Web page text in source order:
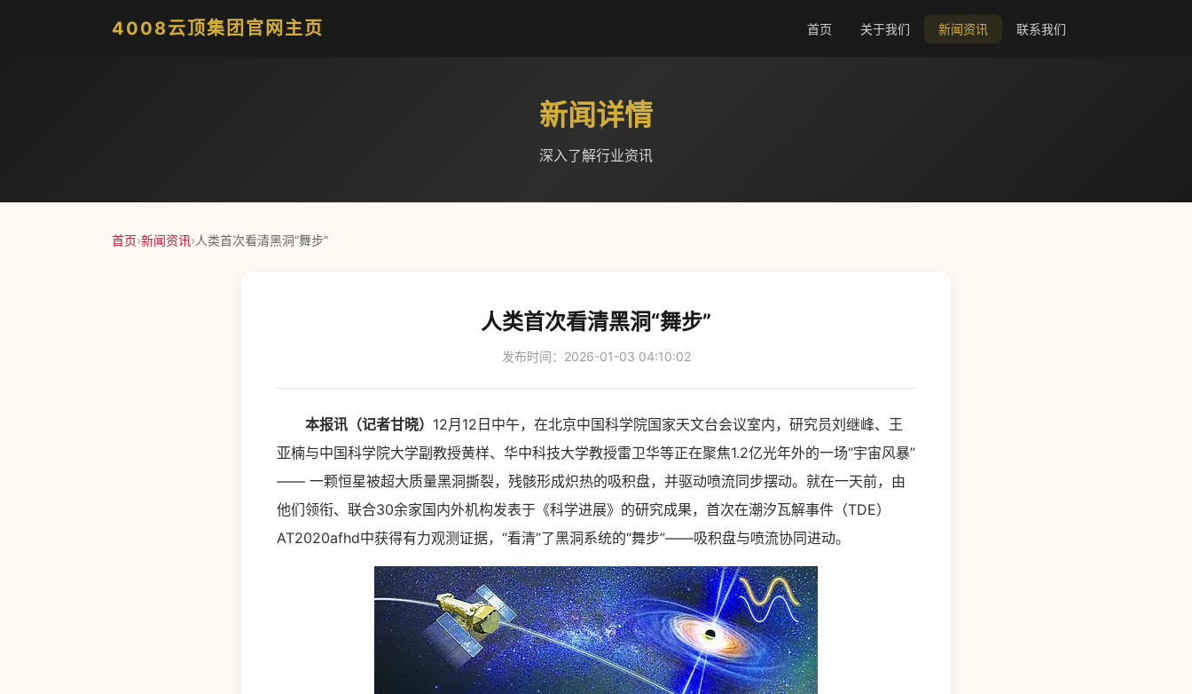
4008云顶集团官网主页 首页 关于我们 新闻资讯 联系我们
新闻详情
深入了解行业资讯
首页›新闻资讯›人类首次看清黑洞“舞步”
人类首次看清黑洞“舞步”
发布时间：2026-01-03 04:10:02
本报讯（记者甘晓） 12月12日中午，在北京中国科学院国家天文台会议室内，研究员刘继峰、王
亚楠与中国科学院大学副教授黄样、华中科技大学教授雷卫华等正在聚焦1.2亿光年外的一场“宇宙风暴”
—— 一颗恒星被超大质量黑洞撕裂，残骸形成炽热的吸积盘，并驱动喷流同步摆动。就在一天前，由
他们领衔、联合30余家国内外机构发表于《科学进展》的研究成果，首次在潮汐瓦解事件（TDE）
AT2020afhd中获得有力观测证据，“看清”了黑洞系统的“舞步”——吸积盘与喷流协同进动。